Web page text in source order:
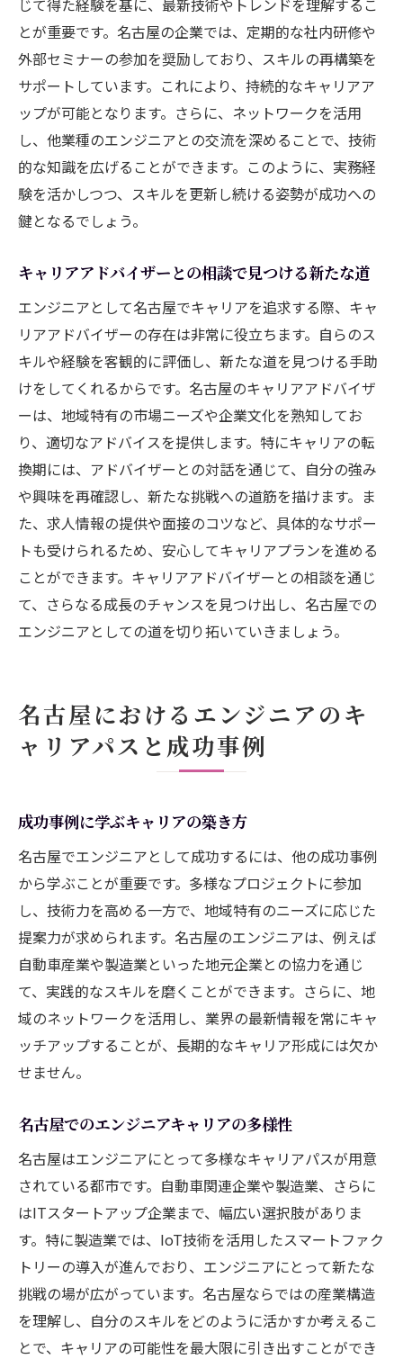
とが重要です。名古屋の企業では、定期的な社内研修や
外部セミナーの参加を奨励しており、スキルの再構築を
サポートしています。これにより、持続的なキャリアア
ップが可能となります。さらに、ネットワークを活用
し、他業種のエンジニアとの交流を深めることで、技術
的な知識を広げることができます。このように、実務経
験を活かしつつ、スキルを更新し続ける姿勢が成功への
鍵となるでしょう。
キャリアアドバイザーとの相談で見つける新たな道
エンジニアとして名古屋でキャリアを追求する際、キャ
リアアドバイザーの存在は非常に役立ちます。自らのス
キルや経験を客観的に評価し、新たな道を見つける手助
けをしてくれるからです。名古屋のキャリアアドバイザ
ーは、地域特有の市場ニーズや企業文化を熟知してお
り、適切なアドバイスを提供します。特にキャリアの転
換期には、アドバイザーとの対話を通じて、自分の強み
や興味を再確認し、新たな挑戦への道筋を描けます。ま
た、求人情報の提供や面接のコツなど、具体的なサポー
トも受けられるため、安心してキャリアプランを進める
ことができます。キャリアアドバイザーとの相談を通じ
て、さらなる成長のチャンスを見つけ出し、名古屋での
エンジニアとしての道を切り拓いていきましょう。
名古屋におけるエンジニアのキ
ャリアパスと成功事例
成功事例に学ぶキャリアの築き方
名古屋でエンジニアとして成功するには、他の成功事例
から学ぶことが重要です。多様なプロジェクトに参加
し、技術力を高める一方で、地域特有のニーズに応じた
提案力が求められます。名古屋のエンジニアは、例えば
自動車産業や製造業といった地元企業との協力を通じ
て、実践的なスキルを磨くことができます。さらに、地
域のネットワークを活用し、業界の最新情報を常にキャ
ッチアップすることが、長期的なキャリア形成には欠か
せません。
名古屋でのエンジニアキャリアの多様性
名古屋はエンジニアにとって多様なキャリアパスが用意
されている都市です。自動車関連企業や製造業、さらに
はITスタートアップ企業まで、幅広い選択肢がありま
す。特に製造業では、IoT技術を活用したスマートファク
トリーの導入が進んでおり、エンジニアにとって新たな
挑戦の場が広がっています。名古屋ならではの産業構造
を理解し、自分のスキルをどのように活かすか考えるこ
とで、キャリアの可能性を最大限に引き出すことができ